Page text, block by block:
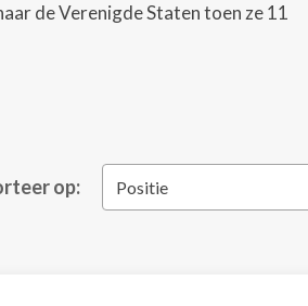
de Verenigde Staten toen ze 11
op: Positie